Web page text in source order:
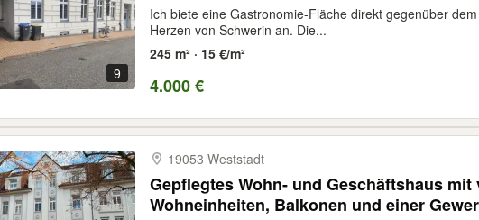
9
Ich biete eine Gastronomie-Fläche direkt gegenüber
Herzen von Schwerin an. Die...
245 m² · 15 €/m²
4.000 €
19053 Weststadt
Gepflegtes Wohn- und Geschäftshaus mit
Wohneinheiten, Balkonen und einer